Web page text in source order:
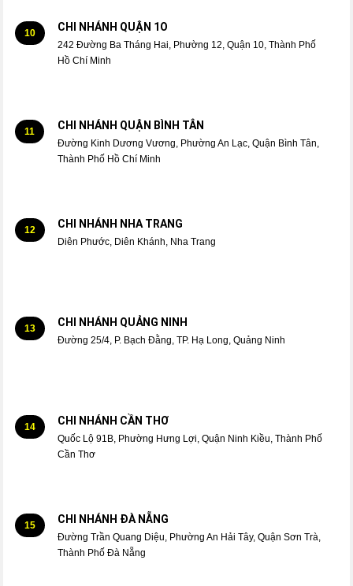
10 CHI NHÁNH QUẬN 1O
242 Đường Ba Tháng Hai, Phường 12, Quận 10, Thành Phố
Hồ Chí Minh
11 CHI NHÁNH QUẬN BÌNH TÂN
Đường Kinh Dương Vương, Phường An Lạc, Quận Bình Tân,
Thành Phố Hồ Chí Minh
12 CHI NHÁNH NHA TRANG
Diên Phước, Diên Khánh, Nha Trang
13 CHI NHÁNH QUẢNG NINH
Đường 25/4, P. Bạch Đằng, TP. Hạ Long, Quảng Ninh
14 CHI NHÁNH CẦN THƠ
Quốc Lộ 91B, Phường Hưng Lợi, Quận Ninh Kiều, Thành Phố
Cần Thơ
15 CHI NHÁNH ĐÀ NẴNG
Đường Trần Quang Diệu, Phường An Hải Tây, Quận Sơn Trà,
Thành Phố Đà Nẵng